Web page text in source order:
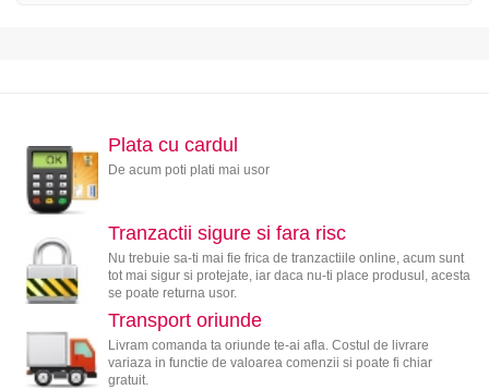
Plata cu cardul
De acum poti plati mai usor
Tranzactii sigure si fara risc
Nu trebuie sa-ti mai fie frica de tranzactiile online, acum sunt
tot mai sigur si protejate, iar daca nu-ti place produsul, acesta
se poate returna usor.
Transport oriunde
Livram comanda ta oriunde te-ai afla. Costul de livrare
variaza in functie de valoarea comenzii si poate fi chiar
gratuit.